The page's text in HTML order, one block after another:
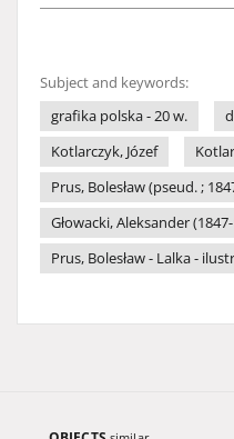
Subject and keywords:
grafika polska - 20 w.
Kotlarczyk, Józef
Prus, Bolesław (pseud. ;
Głowacki, Aleksander
Prus, Bolesław - Lalka -